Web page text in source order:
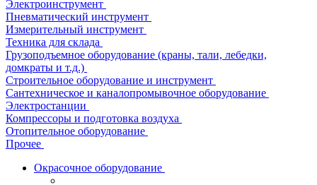
Электроинструмент
Пневматический инструмент
Измерительный инструмент
Техника для склада
Грузоподъемное оборудование (краны, тали, лебедки,
домкраты и т.д.)
Строительное оборудование и инструмент
Сантехническое и каналопромывочное оборудование
Электростанции
Компрессоры и подготовка воздуха
Отопительное оборудование
Прочее
Окрасочное оборудование